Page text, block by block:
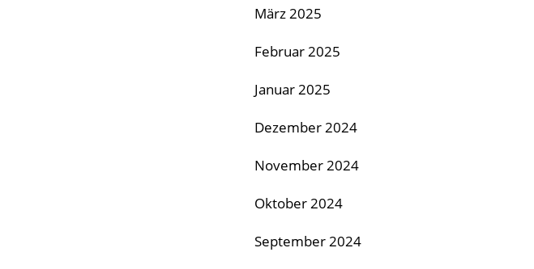
März 2025
Februar 2025
Januar 2025
Dezember 2024
November 2024
Oktober 2024
September 2024